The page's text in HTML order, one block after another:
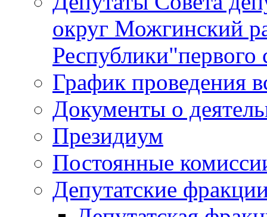
округ Можгинский
Республики"первого
График проведения
Документы о
Президиум
Постоянные
Депутатские